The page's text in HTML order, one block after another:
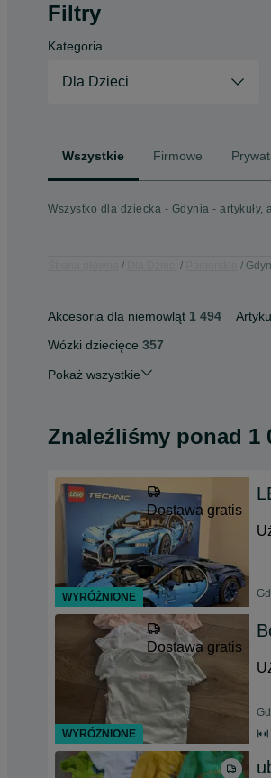
Filtry
Kategoria
Dla Dzieci
Wszystkie Firmowe
Wszystko dla dziecka - Gdynia -
Akcesoria dla niemowląt 1 494
Wózki dziecięce 357
Pokaż wszystkie
Znaleźliśmy ponad 1
Dostawa gratis
Dostawa gratis
WYRÓŻNIONE
WYRÓŻNIONE